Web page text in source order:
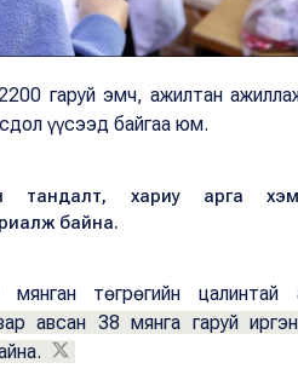
гаруй эмч, ажилтан
үүсээд байгаа юм.
тандалт, хариу арга
байна.
төгрөгийн цалинтай
авсан 38 мянга гаруй